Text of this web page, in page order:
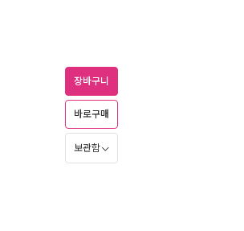
장바구니
바로구매
보관함